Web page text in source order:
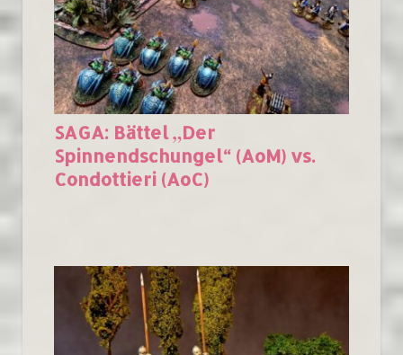
SAGA: Bättel „Der
Spinnendschungel“ (AoM) vs.
Condottieri (AoC)